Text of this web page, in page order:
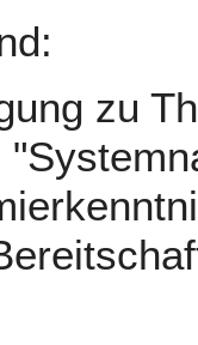
zu